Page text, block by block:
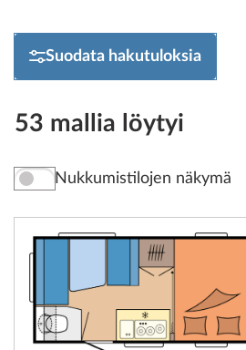
Suodata hakutuloksia
53 mallia löytyi
Nukkumistilojen näkymä